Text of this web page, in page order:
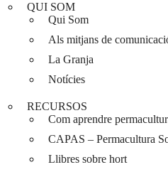
QUI SOM
Qui Som
Als mitjans de
La Granja
Notícies
RECURSOS
Com aprendre
CAPAS – Permacultura
Llibres sobre hort